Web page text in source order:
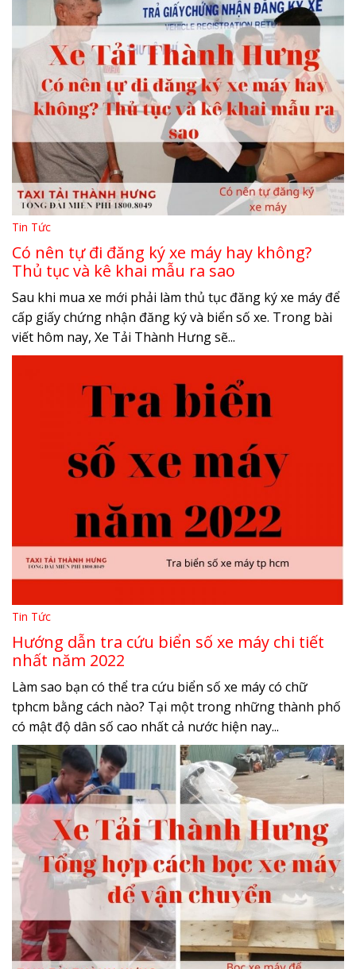
Tin Tức
Có nên tự đi đăng ký xe máy hay không?
Thủ tục và kê khai mẫu ra sao
Sau khi mua xe mới phải làm thủ tục đăng ký xe máy để
cấp giấy chứng nhận đăng ký và biển số xe. Trong bài
viết hôm nay, Xe Tải Thành Hưng sẽ...
Tin Tức
Hướng dẫn tra cứu biển số xe máy chi tiết
nhất năm 2022
Làm sao bạn có thể tra cứu biển số xe máy có chữ
tphcm bằng cách nào? Tại một trong những thành phố
có mật độ dân số cao nhất cả nước hiện nay...